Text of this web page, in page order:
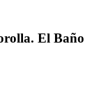
El Baño